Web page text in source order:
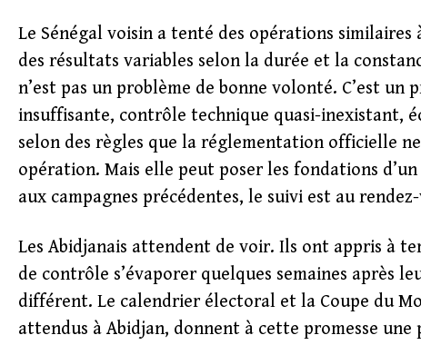
Le Sénégal voisin a tenté des opérations similaires
des résultats variables selon la durée et la
n’est pas un problème de bonne volonté. C’est
insuffisante, contrôle technique quasi-inexistant,
selon des règles que la réglementation officielle
opération. Mais elle peut poser les fondations
aux campagnes précédentes, le suivi est au
Les Abidjanais attendent de voir. Ils ont appris à
de contrôle s’évaporer quelques semaines après
différent. Le calendrier électoral et la Coupe du
attendus à Abidjan, donnent à cette promesse